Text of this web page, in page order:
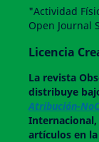
"Actividad
Open Journal
Licencia
La revista
distribuye
Atribución-
artículos en